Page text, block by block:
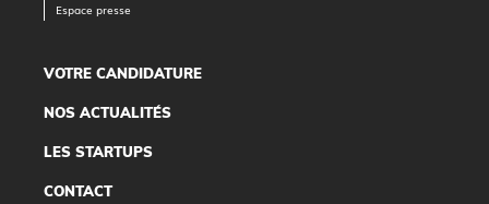
Espace presse
VOTRE CANDIDATURE
NOS ACTUALITÉS
LES STARTUPS
CONTACT